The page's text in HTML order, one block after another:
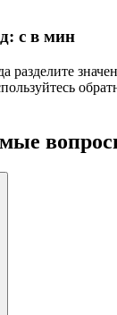
с в мин
разделите